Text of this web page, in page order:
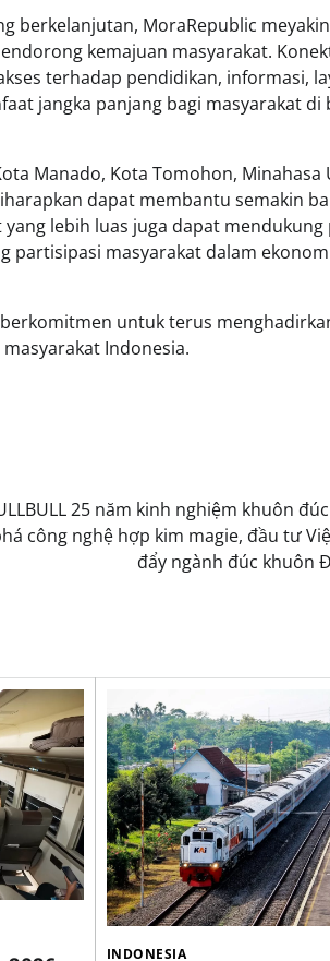
berkelanjutan, MoraRepublic
kemajuan masyarakat.
terhadap pendidikan, informasi,
jangka panjang bagi masyarakat di
Manado, Kota Tomohon, Minahasa
dapat membantu semakin
lebih luas juga dapat mendukung
masyarakat dalam
untuk terus
Indonesia.
25 năm kinh nghiệm khuôn
công nghệ hợp kim magie, đầu tư
đẩy ngành đúc khuôn
INDONESIA